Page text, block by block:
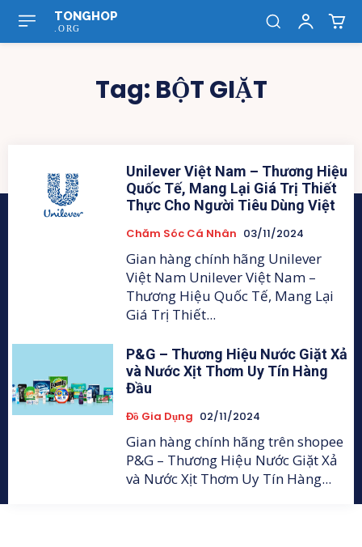
TONGHOP
.ORG
Tag: BỘT GIẶT
Unilever Việt Nam – Thương Hiệu
Quốc Tế, Mang Lại Giá Trị Thiết
Thực Cho Người Tiêu Dùng Việt
Chăm Sóc Cá Nhân 03/11/2024
Gian hàng chính hãng Unilever
Việt Nam Unilever Việt Nam –
Thương Hiệu Quốc Tế, Mang Lại
Giá Trị Thiết...
P&G – Thương Hiệu Nước Giặt Xả
và Nước Xịt Thơm Uy Tín Hàng
Đầu
Đồ Gia Dụng 02/11/2024
Gian hàng chính hãng trên shopee
P&G – Thương Hiệu Nước Giặt Xả
và Nước Xịt Thơm Uy Tín Hàng...